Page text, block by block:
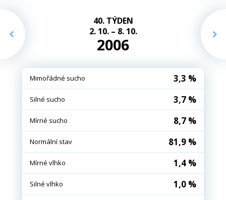
40. TÝDEN
2. 10. – 8. 10.
2006
Mimořádné sucho 3,3 %
Silné sucho 3,7 %
Mírné sucho 8,7 %
Normální stav 81,9 %
Mírné vlhko 1,4 %
Silné vlhko 1,0 %